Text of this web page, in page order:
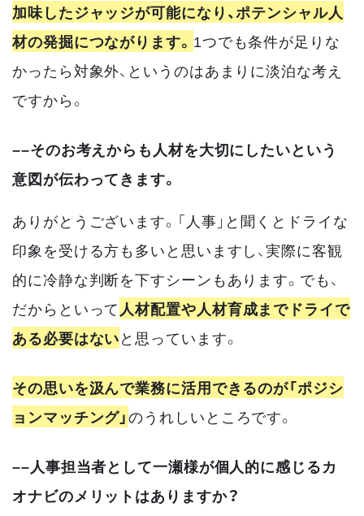
加味したジャッジが可能になり、ポテンシャル人
材の発掘につながります。 1つでも条件が足りな
かったら対象外、というのはあまりに淡泊な考え
ですから。
––そのお考えからも人材を大切にしたいという
意図が伝わってきます。
ありがとうございます。「人事」と聞くとドライな
印象を受ける方も多いと思いますし、実際に客観
的に冷静な判断を下すシーンもあります。でも、
だからといって人材配置や人材育成までドライで
ある必要はないと思っています。
その思いを汲んで業務に活用できるのが「ポジシ
ョンマッチング」のうれしいところです。
––人事担当者として一瀬様が個人的に感じるカ
オナビのメリットはありますか？